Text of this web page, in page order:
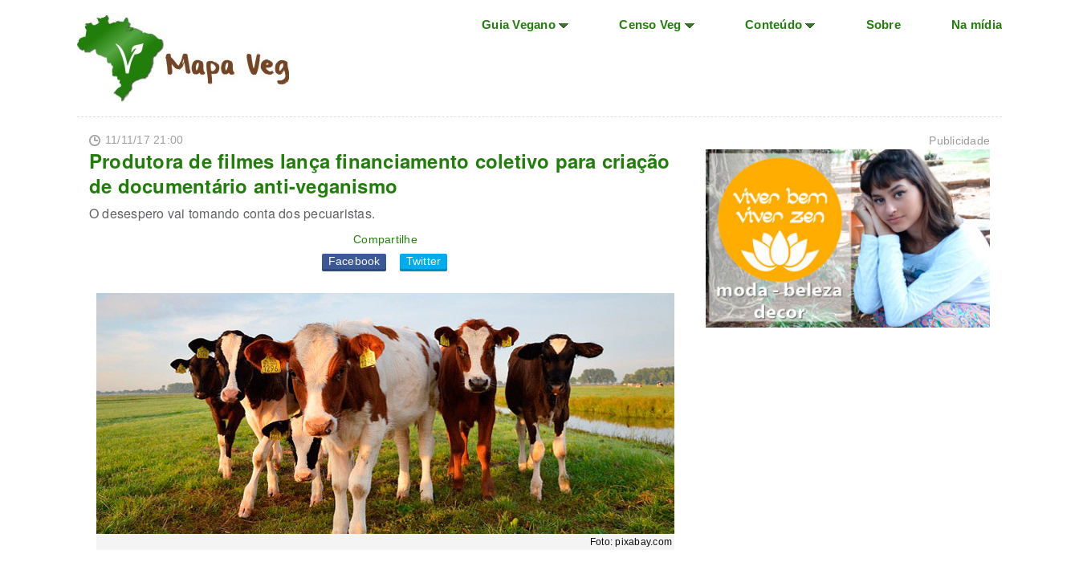
Guia Vegano Censo Veg Conteúdo Sobre Na mídia
11/11/17 21:00
Produtora de filmes lança financiamento coletivo para criação
de documentário anti-veganismo
O desespero vai tomando conta dos pecuaristas.
Compartilhe
Facebook Twitter
Foto: pixabay.com
Publicidade